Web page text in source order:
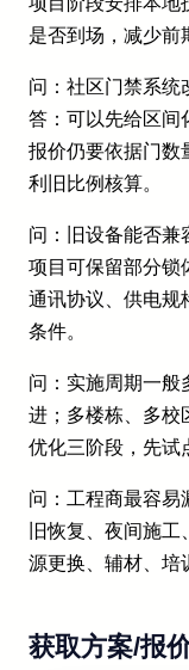
是否到场，减少前
问：社区门禁系统
答：可以先给区间
报价仍要依据门数
利旧比例核算。
问：旧设备能否兼
项目可保留部分锁
通讯协议、供电规
条件。
问：实施周期一般
进；多楼栋、多
优化三阶段，先试
问：工程商最容易
旧恢复、夜间施
源更换、辅材、培
获取方案/报